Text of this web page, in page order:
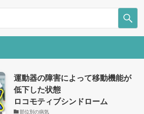
運動器の障害によって移動機能が
低下した状態
ロコモティブシンドローム
部位別の病気